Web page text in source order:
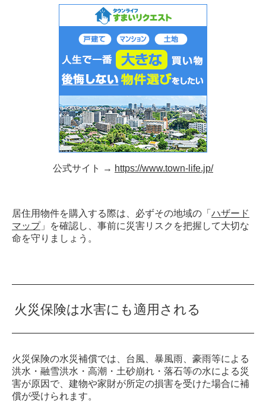
公式サイト → https://www.town-life.jp/
居住用物件を購入する際は、必ずその地域の「 ハザード
マップ」を確認し、事前に災害リスクを把握して大切な
命を守りましょう。
火災保険は水害にも適用される
火災保険の水災補償では、台風、暴風雨、豪雨等による
洪水・融雪洪水・高潮・土砂崩れ・落石等の水による災
害が原因で、建物や家財が所定の損害を受けた場合に補
償が受けられます。